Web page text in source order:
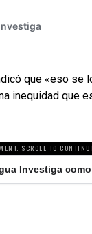
que «eso se
inequidad que
SCROLL TO
Investiga